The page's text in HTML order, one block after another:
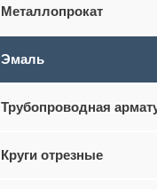
Металлопрокат
Эмаль
Трубопроводная
Круги отрезные